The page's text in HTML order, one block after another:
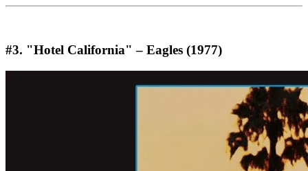
#3. "Hotel California" – Eagles (1977)